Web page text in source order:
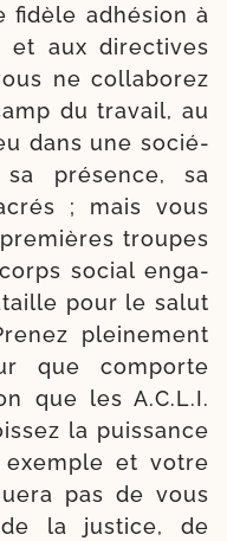
fidèle adhé­sion à
et aux direc­tives
ne col­la­bo­rez
du tra­vail, au
dans une socié­
pré­sence, sa
; mais vous
troupes
social enga­
pour le salut
plei­ne­ment
que com­porte
que les A.C.L.I.
la puis­sance
et votre
pas de vous
la jus­tice, de